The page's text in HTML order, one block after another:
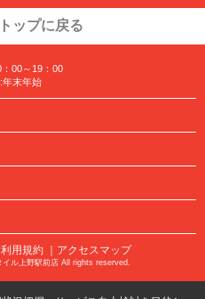
ップに戻る
00～19：00
年末年始
利用規約 ｜アクセスマップ
ル上野駅前店 All rights reserved.